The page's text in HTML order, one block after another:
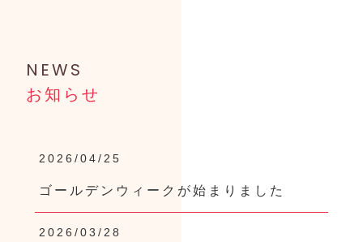
NEWS
お知らせ
2026/04/25
ゴールデンウィークが始まりました
2026/03/28